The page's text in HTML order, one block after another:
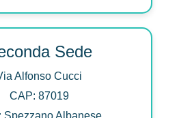
Sede
Alfonso Cucci
CAP: 87019